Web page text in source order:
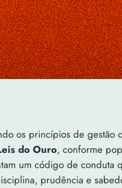
os princípios de gestão
do Ouro, conforme
um código de
prudência e